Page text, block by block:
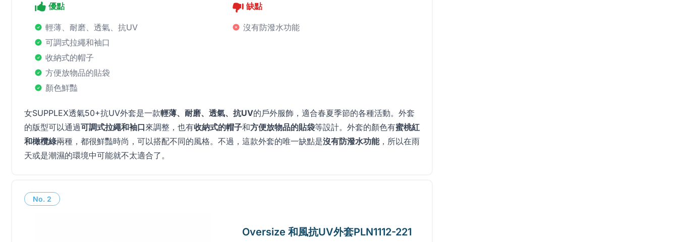
優點
輕薄、耐磨、透氣、抗UV
可調式拉繩和袖口
收納式的帽子
方便放物品的貼袋
顏色鮮豔
缺點
沒有防潑水功能
女SUPPLEX透氣50+抗UV外套是一款輕薄、耐磨、透氣、抗UV的戶外服飾，適合春夏季節的各種活動。外套
的版型可以通過可調式拉繩和袖口來調整，也有收納式的帽子和方便放物品的貼袋等設計。外套的顏色有蜜桃紅
和橄欖綠兩種，都很鮮豔時尚，可以搭配不同的風格。不過，這款外套的唯一缺點是沒有防潑水功能，所以在雨
天或是潮濕的環境中可能就不太適合了。
No. 2
Oversize 和風抗UV外套PLN1112-221